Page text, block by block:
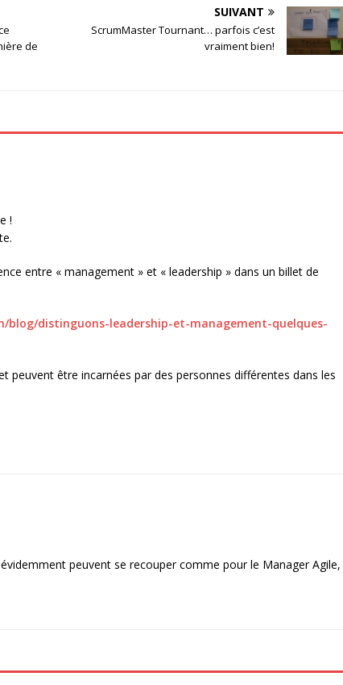
de
SUIVANT
ScrumMaster Tournant… parfois c’est
vraiment bien!
!
entre « management » et « leadership » dans un billet de
blog/distinguons-leadership-et-management-quelques-
peuvent être incarnées par des personnes différentes dans les
peuvent se recouper comme pour le Manager Agile,